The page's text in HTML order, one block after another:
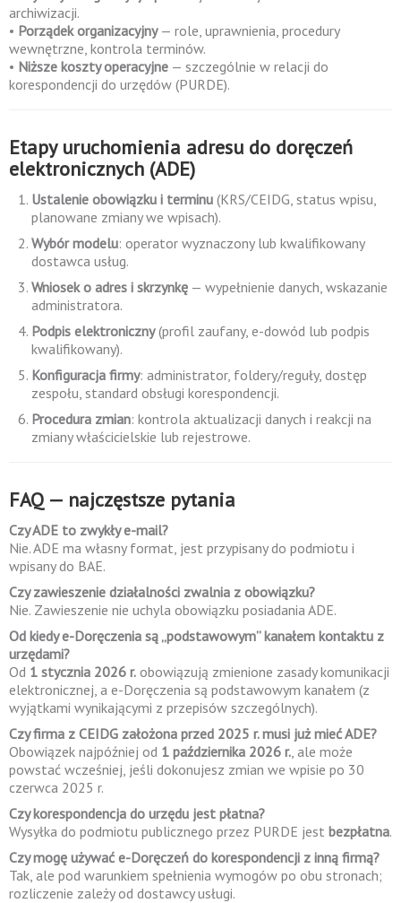
archiwizacji.
• Porządek organizacyjny— role, uprawnienia, procedury
wewnętrzne, kontrola terminów.
• Niższe koszty operacyjne — szczególnie w relacji do
korespondencji do urzędów (PURDE).
Etapy uruchomienia adresu do doręczeń
elektronicznych (ADE)
Ustalenie obowiązku i terminu (KRS/CEIDG, status wpisu,
planowane zmiany we wpisach).
Wybór modelu: operator wyznaczony lub kwalifikowany
dostawca usług.
Wniosek o adres i skrzynkę — wypełnienie danych, wskazanie
administratora.
Podpis elektroniczny(profil zaufany, e-dowód lub podpis
kwalifikowany).
Konfiguracja firmy: administrator, foldery/reguły, dostęp
zespołu, standard obsługi korespondencji.
Procedura zmian: kontrola aktualizacji danych i reakcji na
zmiany właścicielskie lub rejestrowe.
FAQ — najczęstsze pytania
Czy ADE to zwykły e-mail?
Nie. ADE ma własny format, jest przypisany do podmiotu i
wpisany do BAE.
Czy zawieszenie działalności zwalnia z obowiązku?
Nie. Zawieszenie nie uchyla obowiązku posiadania ADE.
Od kiedy e-Doręczenia są „podstawowym” kanałem kontaktu z
urzędami?
Od 1 stycznia 2026 r. obowiązują zmienione zasady komunikacji
elektronicznej, a e-Doręczenia są podstawowym kanałem (z
wyjątkami wynikającymi z przepisów szczególnych).
Czy firma z CEIDG założona przed 2025 r. musi już mieć ADE?
Obowiązek najpóźniej od 1 października 2026 r., ale może
powstać wcześniej, jeśli dokonujesz zmian we wpisie po 30
czerwca 2025 r.
Czy korespondencja do urzędu jest płatna?
Wysyłka do podmiotu publicznego przez PURDE jest bezpłatna.
Czy mogę używać e-Doręczeń do korespondencji z inną firmą?
Tak, ale pod warunkiem spełnienia wymogów po obu stronach;
rozliczenie zależy od dostawcy usługi.